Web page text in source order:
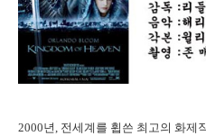
2000년, 전세계를 휩쓴 최고의 화제